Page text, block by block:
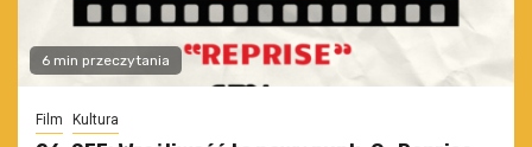
6 min przeczytania
Film Kultura